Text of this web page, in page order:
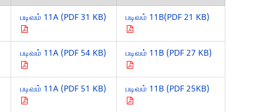
படிவம் 11A (PDF 31 KB) படிவம் 11B(PDF 21 KB)
படிவம் 11A (PDF 54 KB) படிவம் 11B (PDF 27 KB)
படிவம் 11A (PDF 51 KB) படிவம் 11B (PDF 25KB)